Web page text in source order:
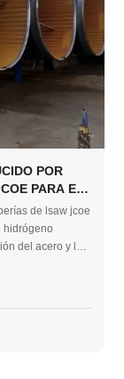
POR
PARA EL
de lsaw jcoe
hidrógeno
del acero y los
y eligiendo